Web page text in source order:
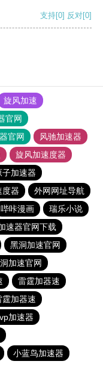
支持[0] 反对[0]
旋风加速
官网
官网
风驰加速器
旋风加速度器
子加速器
度器
外网网址导航
哔咔漫画
瑞乐小说
速器官网下载
黑洞加速官网
加速官网
雷霆加器速
霆加器速
加速器
小蓝鸟加速器